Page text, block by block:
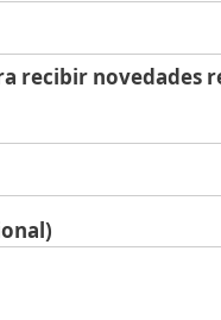
recibir novedades